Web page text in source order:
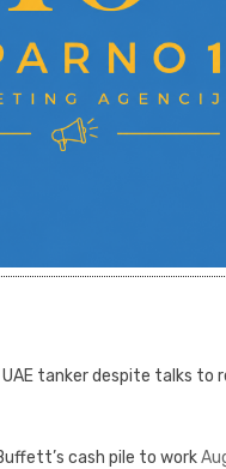
tanker despite talks to
cash pile to work